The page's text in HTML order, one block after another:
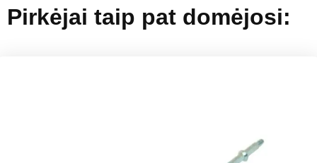
Pirkėjai taip pat domėjosi: